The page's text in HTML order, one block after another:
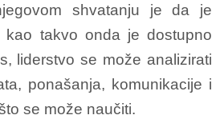
shvatanju je da je
kao takvo onda je dostupno
liderstvo se može analizirati
ponašanja, komunikacije i
se može naučiti.